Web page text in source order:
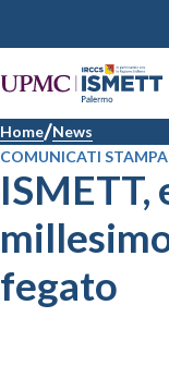
Home News
COMUNICATI STAMPA
ISMETT,
fegato